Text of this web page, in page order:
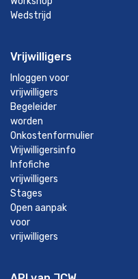
Wedstrijd
Vrijwilligers
Inloggen voor
vrijwilligers
Begeleider
worden
Onkostenformulier
Vrijwilligersinfo
Infofiche
vrijwilligers
Stages
Open aanpak
voor
vrijwilligers